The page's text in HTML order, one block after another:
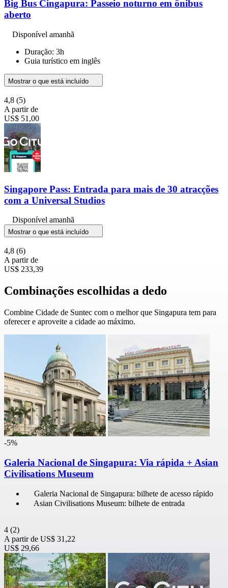
Big Bus Cingapura: Passeio noturno em ônibus
aberto
Disponível amanhã
Duração: 3h
Guia turístico em inglês
Mostrar o que está incluído
4,8 (5)
A partir de
US$ 51,00
Singapore Pass: Entrada para mais de 30 atracções
com a Universal Studios
Disponível amanhã
Mostrar o que está incluído
4,8 (6)
A partir de
US$ 233,39
Combinações escolhidas a dedo
Combine Cidade de Suntec com o melhor que Singapura tem para
oferecer e aproveite a cidade ao máximo.
-5%
Galeria Nacional de Singapura: Via rápida + Asian
Civilisations Museum
Galeria Nacional de Singapura: bilhete de acesso rápido
Asian Civilisations Museum: bilhete de entrada
4 (2)
A partir de US$ 31,22
US$ 29,66